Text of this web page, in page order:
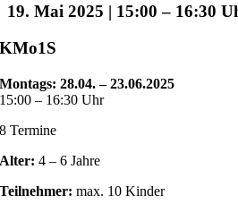
19. Mai 2025 | 15:00 – 16:30
KMo1S
Montags:28.04. – 23.06.2025
15:00 – 16:30 Uhr
8 Termine
Alter: 4 – 6 Jahre
Teilnehmer: max. 10 Kinder